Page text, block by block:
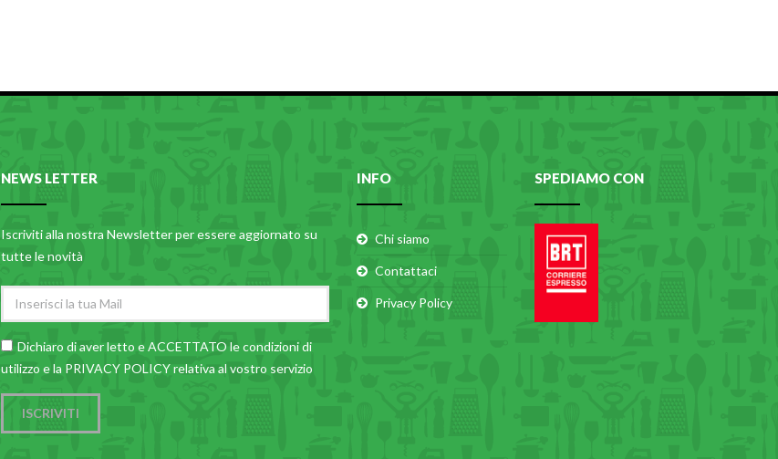
NEWS LETTER
Iscriviti alla nostra Newsletter per essere aggiornato su
tutte le novità
Dichiaro di aver letto e ACCETTATO lecondizioni di
utilizzo e la PRIVACY POLICY relativa al vostro servizio
ISCRIVITI
INFO
Chi siamo
Contattaci
Privacy Policy
SPEDIAMO CON